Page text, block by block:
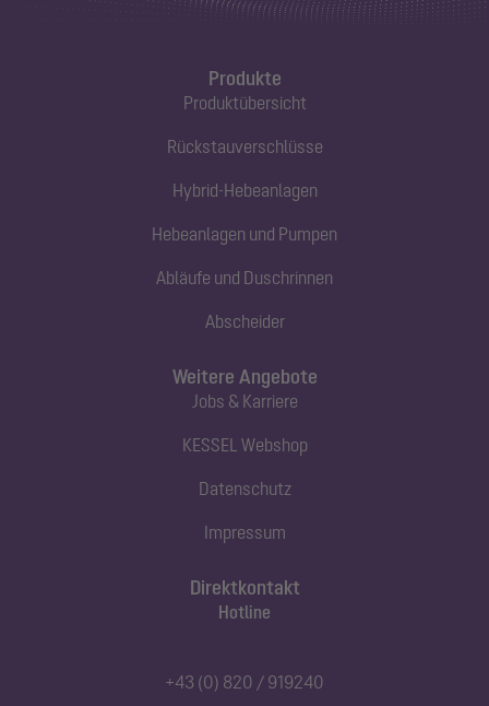
Produkte
Produktübersicht
Rückstauverschlüsse
Hybrid-Hebeanlagen
Hebeanlagen und Pumpen
Abläufe und Duschrinnen
Abscheider
Direktkontakt
Hotline
+43 (0) 820 / 919240
Weitere Angebote
Jobs & Karriere
KESSEL Webshop
Datenschutz
Impressum